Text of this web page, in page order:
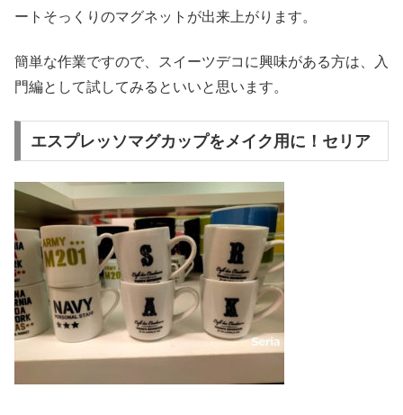
ートそっくりのマグネットが出来上がります。
簡単な作業ですので、スイーツデコに興味がある方は、入
門編として試してみるといいと思います。
エスプレッソマグカップをメイク用に！セリア